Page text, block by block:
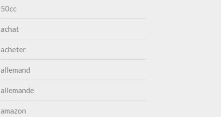
50cc
achat
acheter
allemand
allemande
amazon